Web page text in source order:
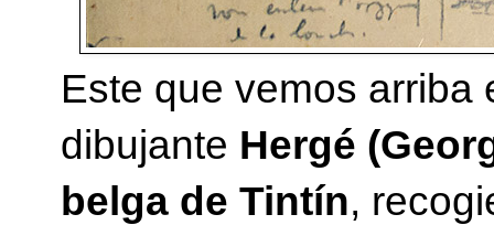
Este que vemos arriba
dibujante Hergé
belga de Tintín,